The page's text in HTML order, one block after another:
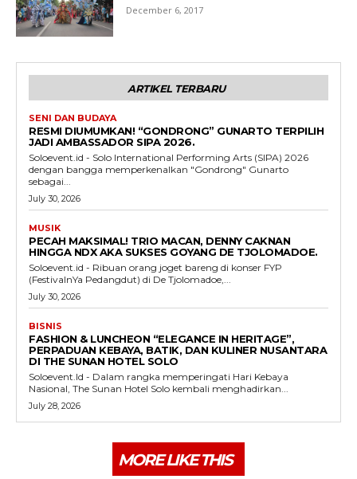
December 6, 2017
ARTIKEL TERBARU
SENI DAN BUDAYA
RESMI DIUMUMKAN! “GONDRONG” GUNARTO TERPILIH
JADI AMBASSADOR SIPA 2026.
Soloevent.id - Solo International Performing Arts (SIPA) 2026
dengan bangga memperkenalkan "Gondrong" Gunarto
sebagai...
July 30, 2026
MUSIK
PECAH MAKSIMAL! TRIO MACAN, DENNY CAKNAN
HINGGA NDX AKA SUKSES GOYANG DE TJOLOMADOE.
Soloevent.id - Ribuan orang joget bareng di konser FYP
(FestivalnYa Pedangdut) di De Tjolomadoe,...
July 30, 2026
BISNIS
FASHION & LUNCHEON “ELEGANCE IN HERITAGE”,
PERPADUAN KEBAYA, BATIK, DAN KULINER NUSANTARA
DI THE SUNAN HOTEL SOLO
Soloevent.Id - Dalam rangka memperingati Hari Kebaya
Nasional, The Sunan Hotel Solo kembali menghadirkan...
July 28, 2026
MORE LIKE THIS